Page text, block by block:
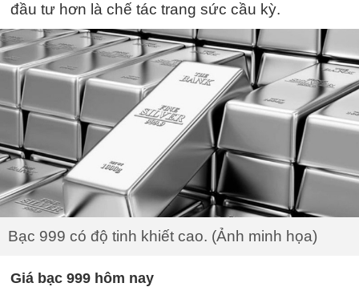
đầu tư hơn là chế tác trang sức cầu kỳ.
Bạc 999 có độ tinh khiết cao. (Ảnh minh họa)
Giá bạc 999 hôm nay